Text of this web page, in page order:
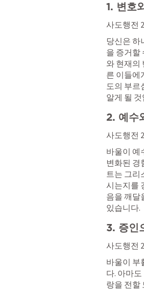
1. 변호
사도행전
당신은 하
을 증거할
와 현재의
른 이들에
도의 부르
알게 될
2. 예수
사도행전
바울이 예
변화된 경
트는 그리
시는지를
음을 깨달
있습니다.
3. 증인
사도행전
바울이 부
다. 아마
랑을 전할